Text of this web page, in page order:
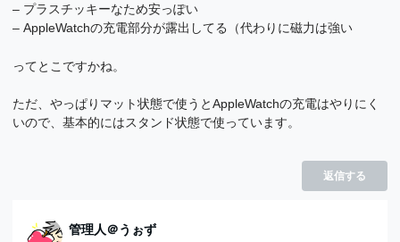
– プラスチッキーなため安っぽい
– AppleWatchの充電部分が露出してる（代わりに磁力は強い
ってとこですかね。
ただ、やっぱりマット状態で使うとAppleWatchの充電はやりにく
いので、基本的にはスタンド状態で使っています。
返信する
管理人＠うぉず